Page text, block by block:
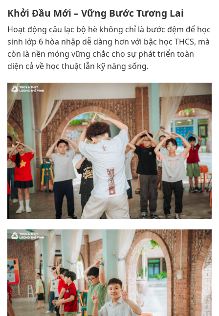
Khởi Đầu Mới – Vững Bước Tương Lai
Hoạt động câu lạc bộ hè không chỉ là bước đệm để học
sinh lớp 6 hòa nhập dễ dàng hơn với bậc học THCS, mà
còn là nền móng vững chắc cho sự phát triển toàn
diện cả về học thuật lẫn kỹ năng sống.